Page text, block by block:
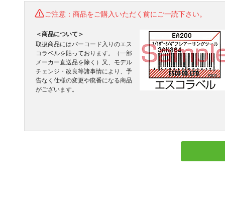
ご注意：商品をご購入いただく前にご一読下さい。
＜商品について＞
取扱商品にはバーコード入りのエス
コラベルを貼っております。（一部
メーカー直送品を除く）又、モデル
チェンジ・改良等諸事情により、予
告なく仕様の変更や廃番になる商品
がございます。